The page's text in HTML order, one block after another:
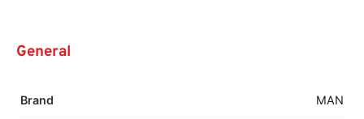
General
Brand MAN